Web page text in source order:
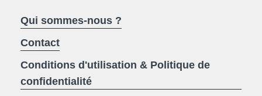
Qui sommes-nous ?
Contact
Conditions d'utilisation & Politique de
confidentialité